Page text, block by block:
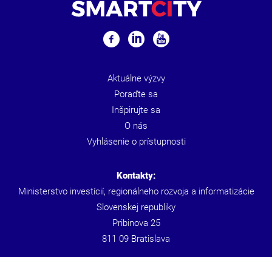
Aktuálne výzvy
Poraďte sa
Inšpirujte sa
O nás
Vyhlásenie o prístupnosti
Kontakty:
Ministerstvo investícií, regionálneho rozvoja a informatizácie
Slovenskej republiky
Pribinova 25
811 09 Bratislava